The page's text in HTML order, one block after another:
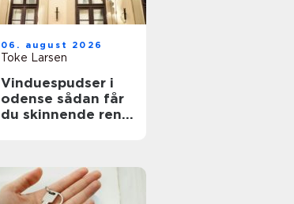
06. august 2026
Toke Larsen
Vinduespudser i
odense sådan får
du skinnende rene